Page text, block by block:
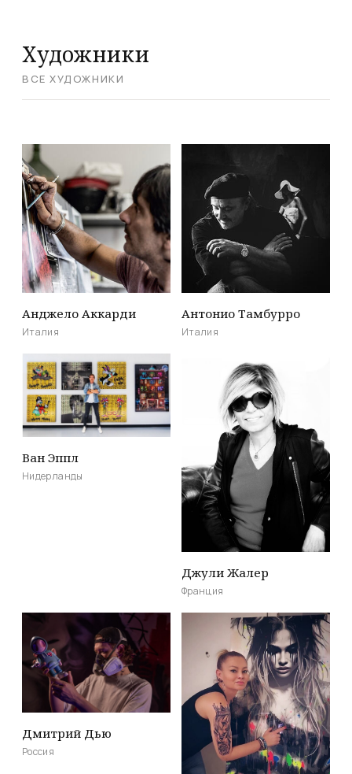
Художники
ВСЕ ХУДОЖНИКИ
Анджело Аккарди
Италия
Антонио Тамбурро
Италия
Ван Эппл
Нидерланды
Джули Жалер
Франция
Дмитрий Дью
Россия